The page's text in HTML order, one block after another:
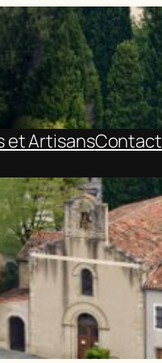
et ArtisansContact